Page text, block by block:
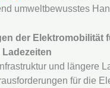
umweltbewusstes
der Elektromobilität
und längere
für die